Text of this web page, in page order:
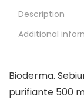
Description
Additional
Bioderma.
purifiante 500